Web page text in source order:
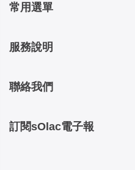
常用選單
服務說明
聯絡我們
訂閱sOlac電子報